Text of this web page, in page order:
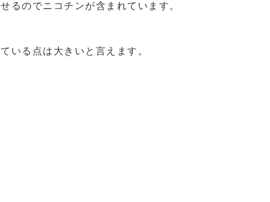
るのでニコチンが含まれています。
いる点は大きいと言えます。